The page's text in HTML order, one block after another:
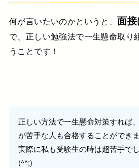
何が言いたいのかというと、面
で、 正しい勉強法で一生懸命取り
うことです！
正しい方法で一生懸命対策すれば
が苦手な人も合格することができ
実際に私も受験生の時は超苦手で
(^^;)